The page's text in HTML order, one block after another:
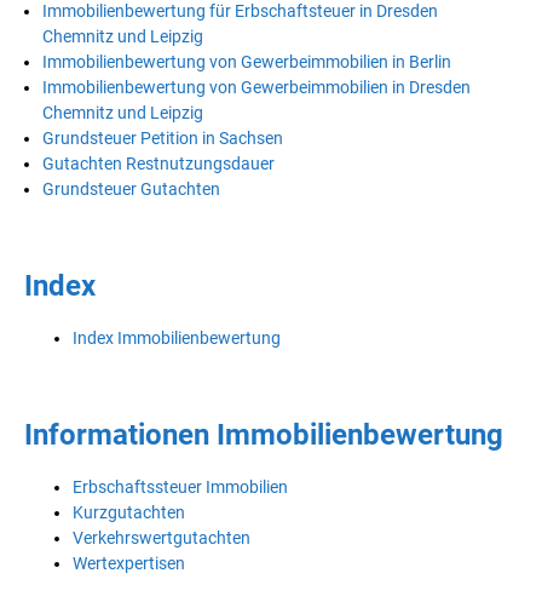
Immobilienbewertung für Erbschaftsteuer in Dresden
Chemnitz und Leipzig
Immobilienbewertung von Gewerbeimmobilien in Berlin
Immobilienbewertung von Gewerbeimmobilien in Dresden
Chemnitz und Leipzig
Grundsteuer Petition in Sachsen
Gutachten Restnutzungsdauer
Grundsteuer Gutachten
Index
Index Immobilienbewertung
Informationen Immobilienbewertung
Erbschaftssteuer Immobilien
Kurzgutachten
Verkehrswertgutachten
Wertexpertisen